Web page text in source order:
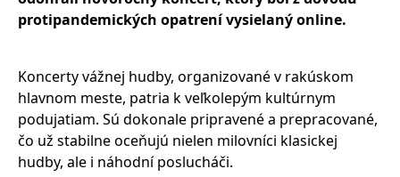
protipandemických opatrení vysielaný online.
Koncerty vážnej hudby, organizované v rakúskom
hlavnom meste, patria k veľkolepým kultúrnym
podujatiam. Sú dokonale pripravené a prepracované,
čo už stabilne oceňujú nielen milovníci klasickej
hudby, ale i náhodní poslucháči.